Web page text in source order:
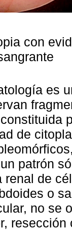
con
es
de
patrón
renal de
o
no se
resección